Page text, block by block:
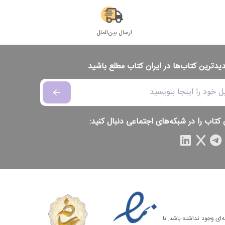
ارسال بین‌الملل
کتاب‌ها در ایران کتاب مطلع باشید
کتاب را در شبکه‌های اجتماعی دنبال کنید:
وجود نداشته باشد. با